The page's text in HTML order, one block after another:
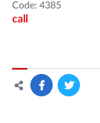
Code: 4385
call